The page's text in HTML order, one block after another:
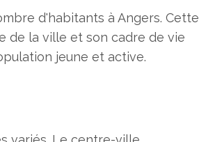
d'habitants à Angers. Cette
de la ville et son cadre de vie
jeune et active.